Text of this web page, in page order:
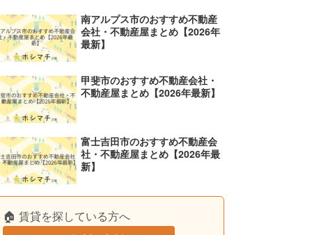
南アルプス市のおすすめ不動産
会社・不動産屋まとめ【2026年
最新】
甲斐市のおすすめ不動産会社・
不動産屋まとめ【2026年最新】
富士吉田市のおすすめ不動産会
社・不動産屋まとめ【2026年最
新】
🏠 賃貸を探している方へ